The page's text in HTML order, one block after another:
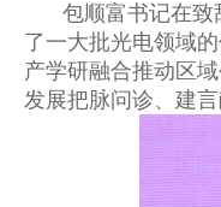
包顺富书记在
了一大批光电领域
产学研融合推动区
发展把脉问诊、建